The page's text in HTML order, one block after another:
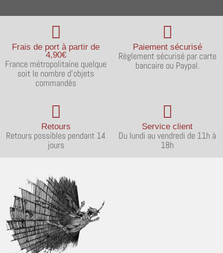
Frais de port à partir de
4,90€
France métropolitaine quelque
soit le nombre d'objets
commandés
Paiement sécurisé
Règlement sécurisé par carte
bancaire ou Paypal.
Retours
Retours possibles pendant 14
jours
Service client
Du lundi au vendredi de 11h à
18h